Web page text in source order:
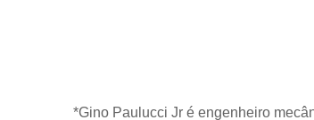
*Gino Paulucci Jr é engenheiro